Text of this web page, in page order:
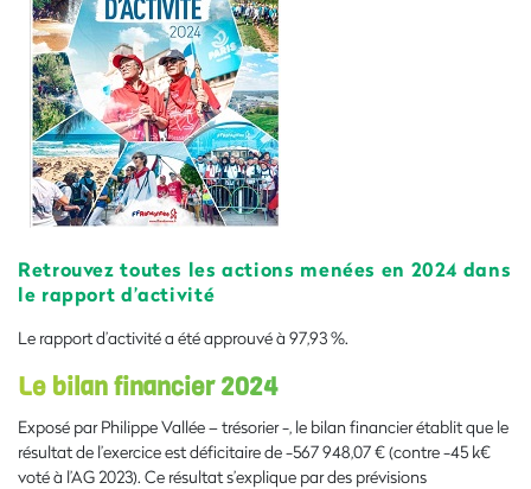
Retrouvez toutes les actions menées en 2024 dans
le rapport d’activité
Le rapport d’activité a été approuvé à 97,93 %.
Le bilan financier 2024
Exposé par Philippe Vallée – trésorier -, le bilan financier établit que le
résultat de l’exercice est déficitaire de -567 948,07 € (contre -45 k€
voté à l’AG 2023). Ce résultat s’explique par des prévisions